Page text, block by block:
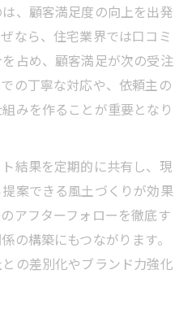
、顧客満足度の向上を出発
なら、住宅業界では口コミ
占め、顧客満足が次の受注
の丁寧な対応や、依頼主の
みを作ることが重要となり
結果を定期的に共有し、現
案できる風土づくりが効果
アフターフォローを徹底す
の構築にもつながります。
の差別化やブランド力強化